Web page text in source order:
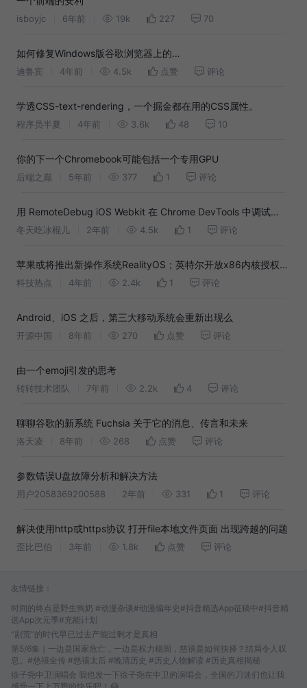
isboyjc 6年前 19k 227 70
如何修复Windows版谷歌浏览器上的
ERR_ADDRESS_UNREACHABLE错误？
迪鲁宾 4年前 4.5k 点赞 评论
学透CSS-text-rendering，一个掘金都在用的CSS属性。
程序员半夏 4年前 3.6k 48 10
你的下一个Chromebook可能包括一个专用GPU
后端之巅 5年前 377 1 评论
用 RemoteDebug iOS Webkit 在 Chrome DevTools 中调试
iOS/iPadOS设备的前端页面
冬天吃冰棍儿 2年前 4.5k 1 评论
苹果或将推出新操作系统RealityOS；英特尔开放x86内核授权；
AMD 完成收购赛灵思；IntelliJ 平台停止使用 Log4j ｜掘金周报
科技热点 4年前 2.4k 1 评论
Android、iOS 之后，第三大移动系统会重新出现么
开源中国 8年前 270 点赞 评论
由一个emoji引发的思考
转转技术团队 7年前 2.2k 4 评论
聊聊谷歌的新系统 Fuchsia 关于它的消息、传言和未来
洛天凌 8年前 268 点赞 评论
参数错误U盘故障分析和解决方法
用户2058369200588 2年前 331 1 评论
解决使用http或https协议 打开file本地文件页面 出现跨越的问题
歪比巴伯 3年前 1.8k 点赞 评论
友情链接：
时间的终点是野生狗奶 #动漫杂谈#动漫编年史#抖音精选App征稿中#抖音精
选App次元季#充能计划
“剧荒”的时代早已过去产能过剩才是真相
第5/6集｜一边是国家危亡，一边是权力稳固，慈禧是如何抉择？结局令人叹
息。#慈禧全传 #慈禧太后 #晚清历史 #历史人物解读 #历史真相揭秘
徐子尧中卫演唱会 我也发一下徐子尧在中卫的演唱会，全国的刀迷们也让我